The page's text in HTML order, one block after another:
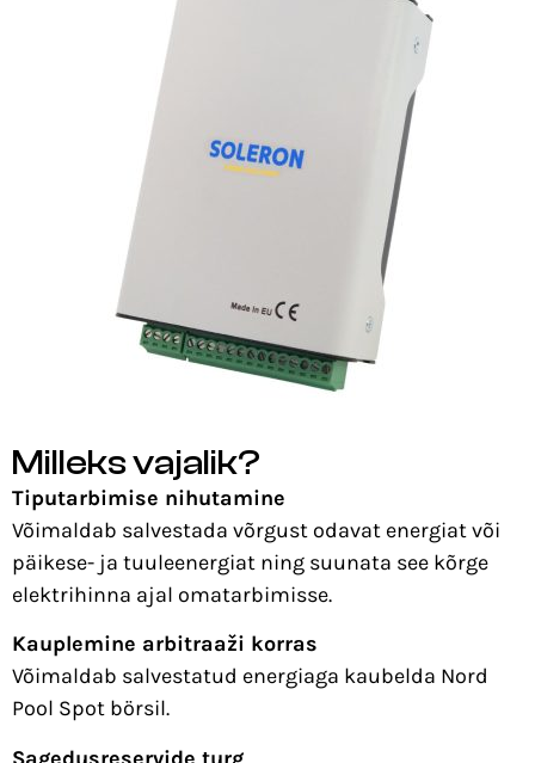
Milleks vajalik?
Tiputarbimise nihutamine
Võimaldab salvestada võrgust odavat energiat või
päikese- ja tuuleenergiat ning suunata see kõrge
elektrihinna ajal omatarbimisse.
Kauplemine arbitraaži korras
Võimaldab salvestatud energiaga kaubelda Nord
Pool Spot börsil.
Sagedusreservide turg